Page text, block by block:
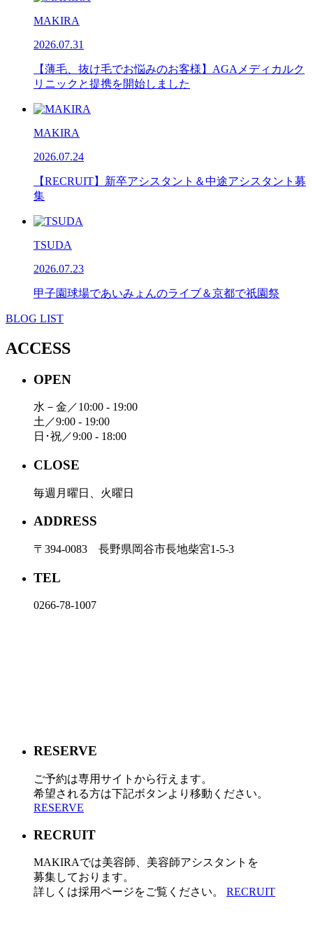
MAKIRA
2026.07.31
【薄毛、抜け毛でお悩みのお客様】AGAメディカルク
リニックと提携を開始しました
MAKIRA
2026.07.24
【RECRUIT】新卒アシスタント＆中途アシスタント募
集
TSUDA
2026.07.23
甲子園球場であいみょんのライブ＆京都で祇園祭
BLOG LIST
ACCESS
OPEN
水－金／10:00 - 19:00
土／9:00 - 19:00
日･祝／9:00 - 18:00
CLOSE
毎週月曜日、火曜日
ADDRESS
〒394-0083 長野県岡谷市長地柴宮1-5-3
TEL
0266-78-1007
RESERVE
ご予約は専用サイトから行えます。
希望される方は下記ボタンより移動ください。
RESERVE
RECRUIT
MAKIRAでは美容師、美容師アシスタントを
募集しております。
詳しくは採用ページをご覧ください。 RECRUIT